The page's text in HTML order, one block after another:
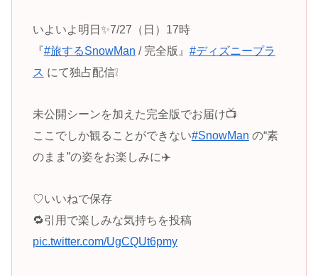
いよいよ明日✨7/27（日）17時
『 #旅するSnowMan / 完全版』 #ディズニープラ
ス にて独占配信❕
未公開シーンを加えた完全版でお届け📺
ここでしか観ることができない#SnowMan の“素
のまま”の姿をお楽しみに✈️
♡いいねで保存
🔁引用で楽しみな気持ちを投稿
pic.twitter.com/UgCQUt6pmy